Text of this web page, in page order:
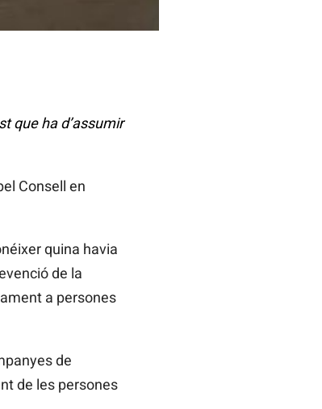
que ha d’assumir
Consell en
quina havia
de la
a persones
de
de les persones